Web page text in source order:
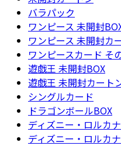
バラパック
ワンピース 未開封
ワンピース 未開封カ
ワンピースカード そ
遊戯王 未開封BOX
遊戯王 未開封カート
シングルカード
ドラゴンボールBOX
ディズニー・ロルカ
ディズニー・ロルカ